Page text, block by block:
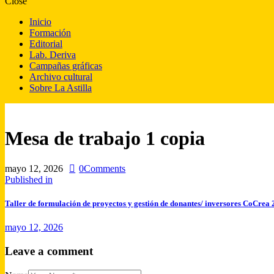
Inicio
Formación
Editorial
Lab. Deriva
Campañas gráficas
Archivo cultural
Sobre La Astilla
Mesa de trabajo 1 copia
mayo 12, 2026 0Comments
Published in
Taller de formulación de proyectos y gestión de donantes/ inversores CoCrea
mayo 12, 2026
Leave a comment